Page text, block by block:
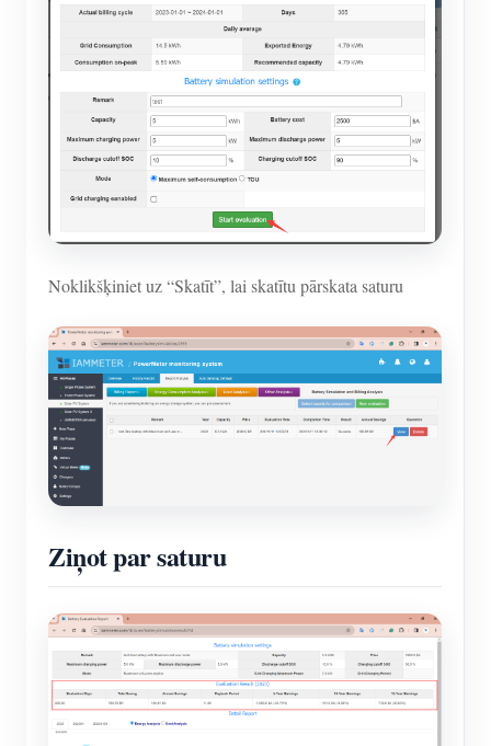
Noklikšķiniet uz “Skatīt”, lai skatītu pārskata saturu
Ziņot par saturu